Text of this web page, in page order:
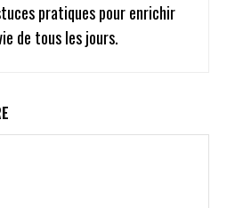
pratiques pour enrichir
de tous les jours.